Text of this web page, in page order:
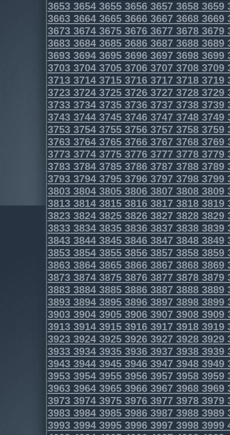
3653365436553656365736583659
3663366436653666366736683669
3673367436753676367736783679
3683368436853686368736883689
3693369436953696369736983699
3703370437053706370737083709
3713371437153716371737183719
3723372437253726372737283729
3733373437353736373737383739
3743374437453746374737483749
3753375437553756375737583759
3763376437653766376737683769
3773377437753776377737783779
3783378437853786378737883789
3793379437953796379737983799
3803380438053806380738083809
3813381438153816381738183819
3823382438253826382738283829
3833383438353836383738383839
3843384438453846384738483849
3853385438553856385738583859
3863386438653866386738683869
3873387438753876387738783879
3883388438853886388738883889
3893389438953896389738983899
3903390439053906390739083909
3913391439153916391739183919
3923392439253926392739283929
3933393439353936393739383939
3943394439453946394739483949
3953395439553956395739583959
3963396439653966396739683969
3973397439753976397739783979
3983398439853986398739883989
3993399439953996399739983999